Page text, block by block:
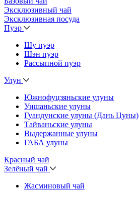
Эксклюзивный чай
Эксклюзивная посуда
Пуэр
Шу пуэр
Шэн пуэр
Рассыпной пуэр
Улун
Южнофуцзяньские улуны
Уишаньские улуны
Гуандунские улуны (Дань Цуны)
Тайваньские улуны
Выдержанные улуны
ГАБА улуны
Красный чай
Зелёный чай
Жасминовый чай